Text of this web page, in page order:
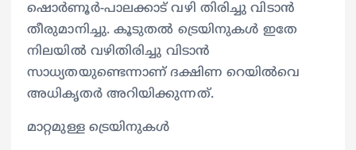
ഷൊര്‍ണൂര്‍-പാലക്കാട് വഴി തിരിച്ചു വിടാൻ
തീരുമാനിച്ചു. കൂടുതൽ ട്രെയിനുകൾ ഇതേ
നിലയിൽ വഴിതിരിച്ചു വിടാൻ
സാധ്യതയുണ്ടെന്നാണ് ദക്ഷിണ റെയിൽവെ
അധികൃതര്‍ അറിയിക്കുന്നത്.
മാറ്റമുള്ള ട്രെയിനുകൾ